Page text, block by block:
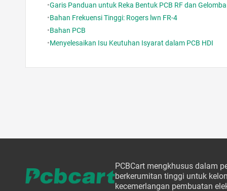
•Garis Panduan untuk Reka Bentuk PCB RF dan
•Bahan Frekuensi Tinggi: Rogers lwn FR-4
•Bahan PCB
•Menyelesaikan Isu Keutuhan Isyarat dalam PCB HDI
PCBCart mengkhusus dalam
berkerumitan tinggi untuk
kecemerlangan pembuatan